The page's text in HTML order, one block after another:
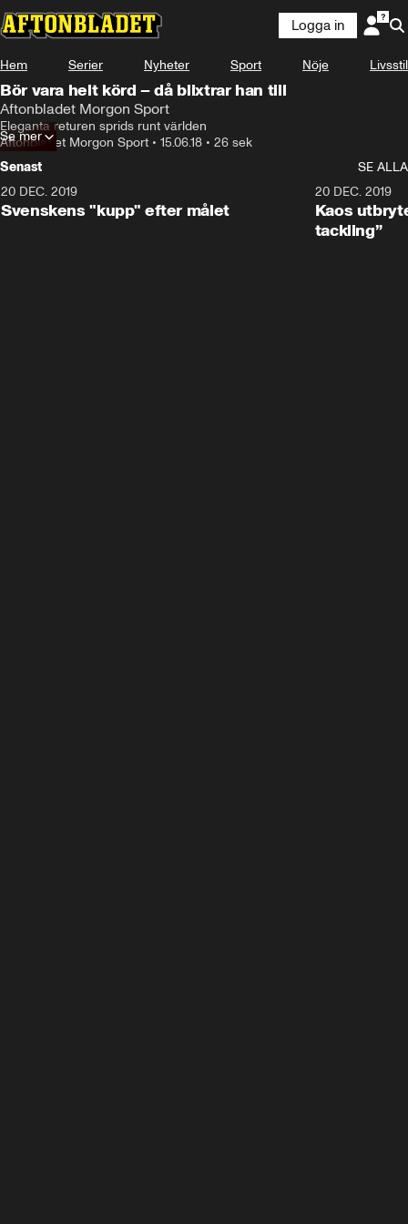
Logga in
Hem Serier Nyheter Sport Nöje Livsstil
Bör vara helt körd – då blixtrar han till
Aftonbladet Morgon Sport
Eleganta returen sprids runt världen
Aftonbladet Morgon Sport • 15.06.18 • 26 sek
Se mer
Senast
SE ALLA
20 DEC. 2019
Svenskens "kupp" efter målet
20 DEC. 2019
Kaos
tackling”